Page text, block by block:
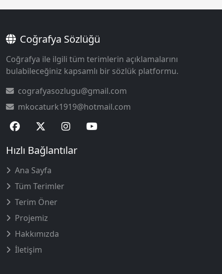
Coğrafya Sözlüğü
Coğrafya ile ilgili tüm terimlerin açıklamalarını
bulabileceğiniz kapsamlı bir sözlük platformu.
cografyasozlugu@gmail.com
mkocaturk1919@hotmail.com
Hızlı Bağlantılar
Ana Sayfa
Tüm Terimler
Terim Öner
Projemiz
Hakkımızda
İletişim